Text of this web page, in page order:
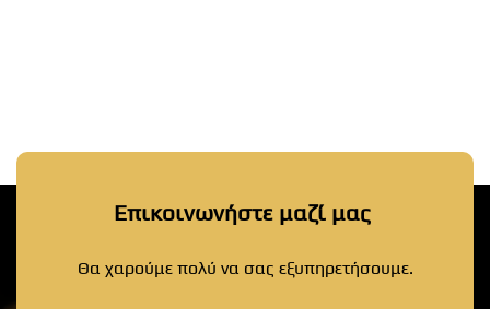
Επικοινωνήστε μαζί μας
Θα χαρούμε πολύ να σας εξυπηρετήσουμε.